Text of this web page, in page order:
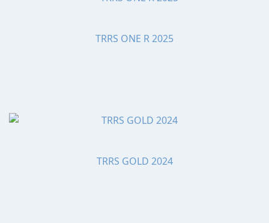
TRRS ONE R 2025
TRRS GOLD 2024